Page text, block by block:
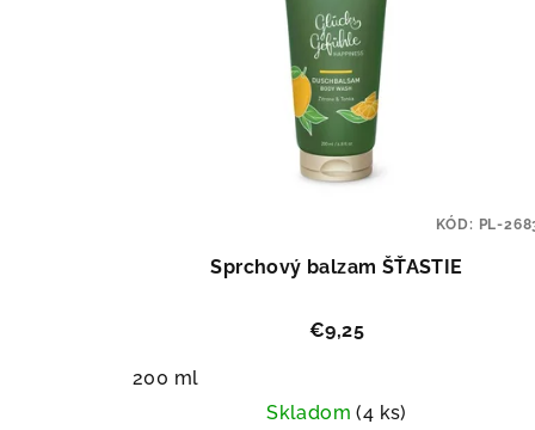
Sprchový balzam ŠŤASTIE
€9,25
200 ml
Skladom(4 ks)
KÓD: PL-